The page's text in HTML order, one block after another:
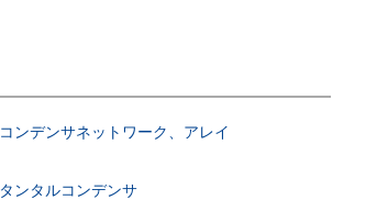
コンデンサネットワーク、アレイ
タンタルコンデンサ